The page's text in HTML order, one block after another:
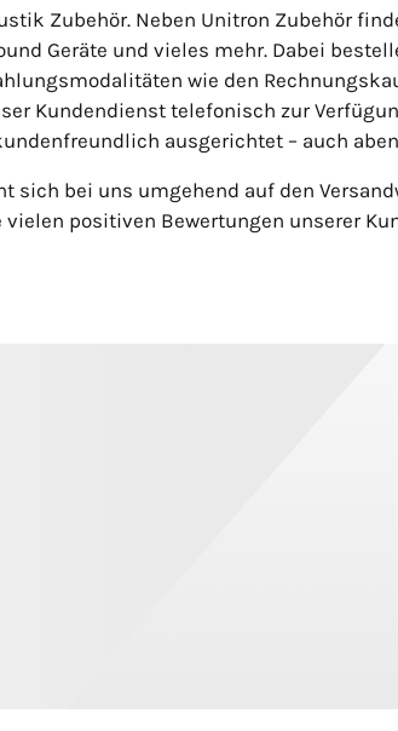
Zubehör. Neben Unitron Zubehör
Geräte und vieles mehr. Dabei
wie den
Kundendienst telefonisch zur
ausgerichtet – auch
sich bei uns umgehend auf den
positiven Bewertungen unserer